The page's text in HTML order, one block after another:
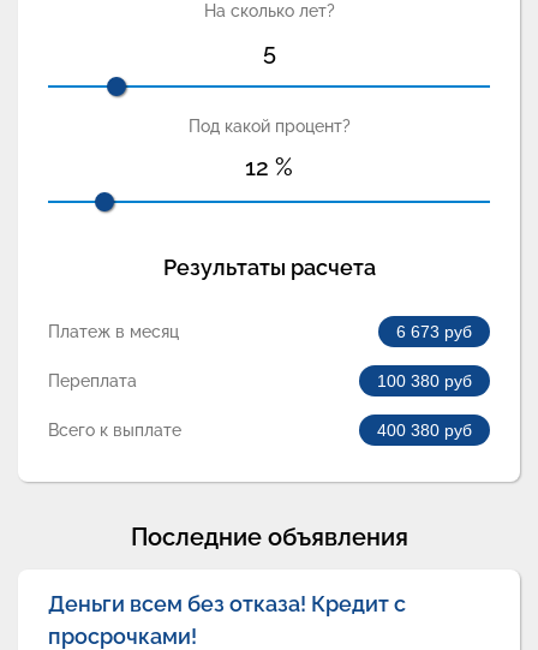
На сколько лет?
5
Под какой процент?
12 %
Результаты расчета
Платеж в месяц 6 673 руб
Переплата 100 380 руб
Всего к выплате 400 380 руб
Последние объявления
Деньги всем без отказа! Кредит с
просрочками!